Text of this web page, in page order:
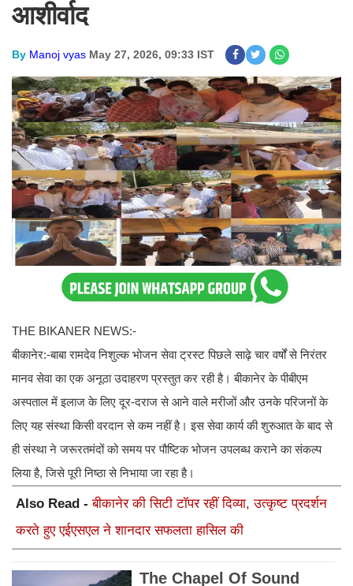
आशीर्वाद
By Manoj vyas May 27, 2026, 09:33 IST
THE BIKANER NEWS:-
बीकानेर:-बाबा रामदेव निशुल्क भोजन सेवा ट्रस्ट पिछले साढ़े चार वर्षों से निरंतर
मानव सेवा का एक अनूठा उदाहरण प्रस्तुत कर रही है। बीकानेर के पीबीएम
अस्पताल में इलाज के लिए दूर-दराज से आने वाले मरीजों और उनके परिजनों के
लिए यह संस्था किसी वरदान से कम नहीं है। इस सेवा कार्य की शुरुआत के बाद से
ही संस्था ने जरूरतमंदों को समय पर पौष्टिक भोजन उपलब्ध कराने का संकल्प
लिया है, जिसे पूरी निष्ठा से निभाया जा रहा है।
Also Read -बीकानेर की सिटी टाॅपर रहीं दिव्या, उत्कृष्ट प्रदर्शन
करते हुए एईएसएल ने शानदार सफलता हासिल की